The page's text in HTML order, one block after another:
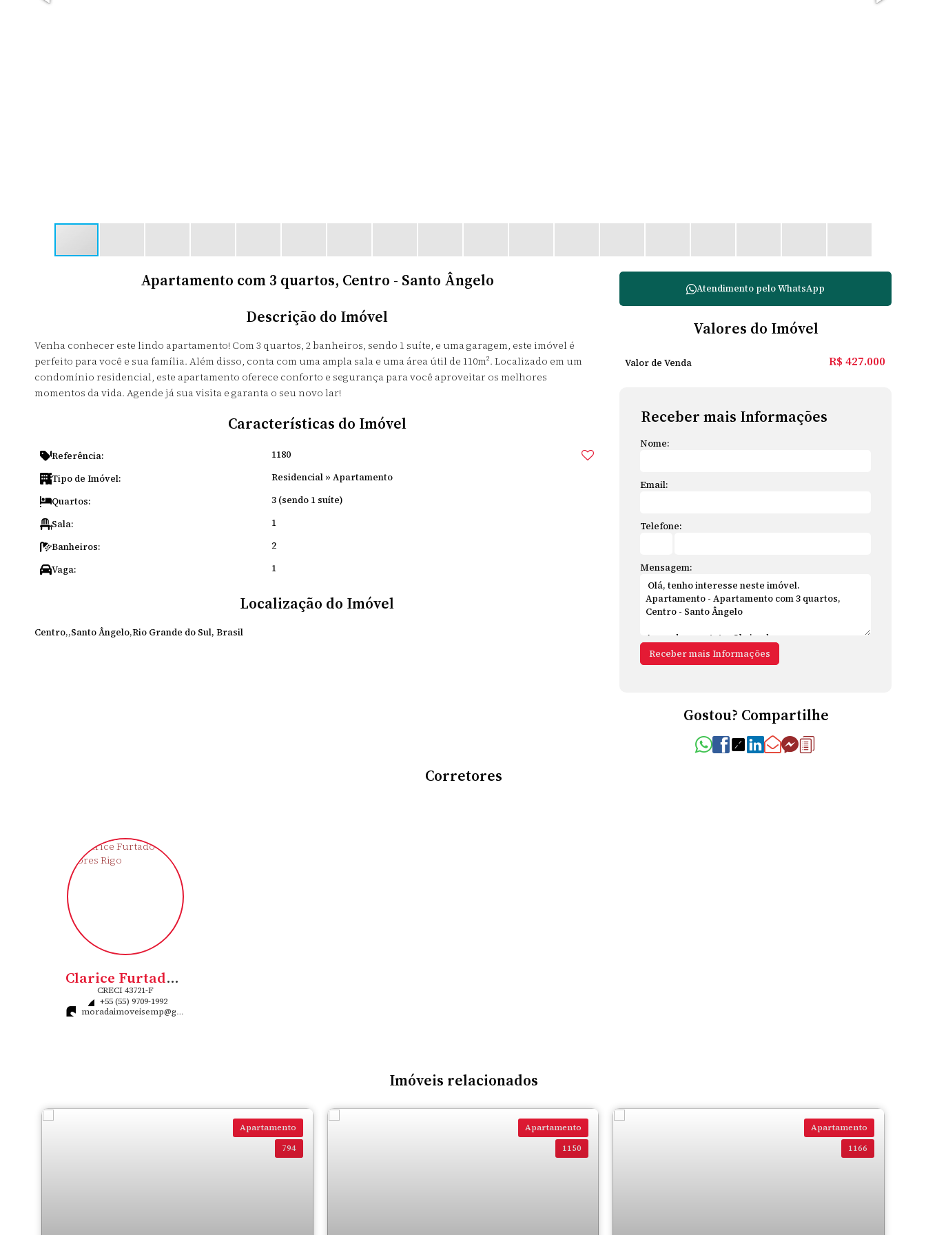
Apartamento com 3 quartos, Centro - Santo Ângelo
Descrição do Imóvel
Venha conhecer este lindo apartamento! Com 3 quartos, 2 banheiros, sendo 1 suíte, e uma garagem, este imóvel é
perfeito para você e sua família. Além disso, conta com uma ampla sala e uma área útil de 110m². Localizado em um
condomínio residencial, este apartamento oferece conforto e segurança para você aproveitar os melhores
momentos da vida. Agende já sua visita e garanta o seu novo lar!
Características do Imóvel
Referência: 1180
Tipo de Imóvel: Residencial » Apartamento
Quartos: 3 (sendo 1 suíte)
Sala: 1
Banheiros: 2
Vaga: 1
Localização do Imóvel
Centro Santo Ângelo Rio Grande do Sul, Brasil
Atendimento peloWhatsApp
Valores do Imóvel
R$ 427.000
Valor de Venda
Receber mais Informações
Nome:
Email:
Telefone:
Mensagem:
Gostou? Compartilhe
Corretores
Clarice Furtado Flores Rigo
CRECI43721-F
+55 (55) 9709-1992
moradaimoveisemp@gmail.com
Imóveis relacionados
Apartamento
794
Apartamento
1150
Apartamento
1166